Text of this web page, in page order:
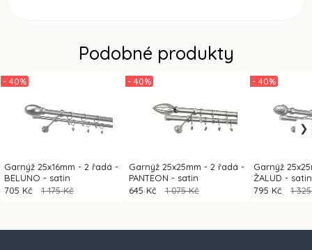
Podobné produkty
Garnýž 25x16mm - 2 řadá -
BELUNO - satin
- 40%
705 Kč 1 175 Kč
Garnýž 25x25mm - 2 řadá -
PANTEON - satin
- 40%
645 Kč 1 075 Kč
Garnýž
ŽALUD - satin
- 40%
795 Kč 1